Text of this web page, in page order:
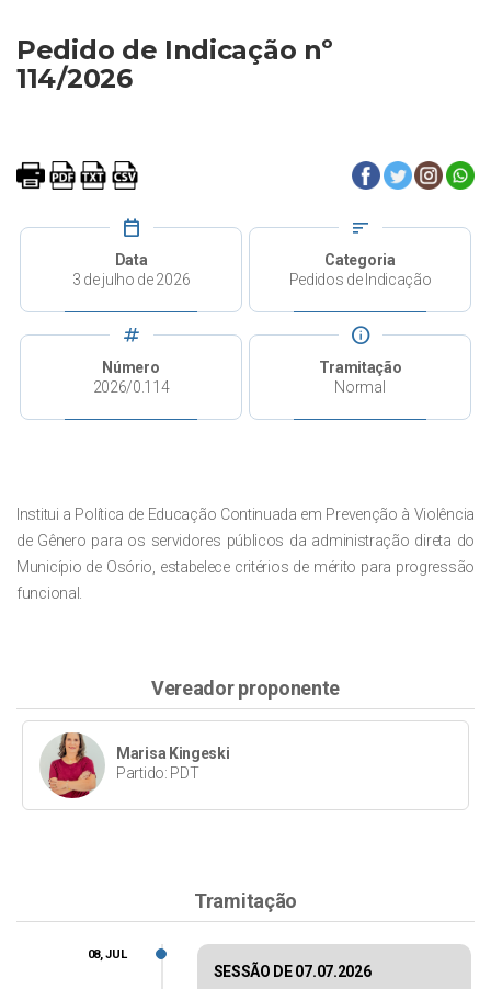
Pedido de Indicação nº
114/2026
calendar_today
Data
3 de julho de 2026
sort
Categoria
Pedidos de Indicação
tag
Número
2026/0.114
info
Tramitação
Normal
Institui a Política de Educação Continuada em Prevenção à Violência
de Gênero para os servidores públicos da administração direta do
Município de Osório, estabelece critérios de mérito para progressão
funcional.
Vereador proponente
Marisa Kingeski
Partido: PDT
Tramitação
SESSÃO DE 07.07.2026
08, JUL